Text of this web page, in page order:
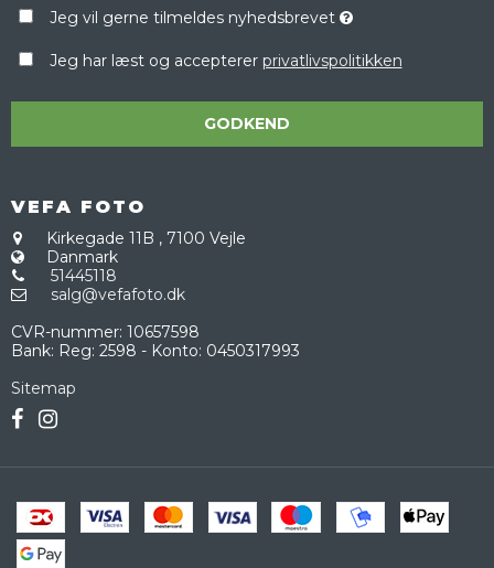
Jeg vil gerne tilmeldes nyhedsbrevet
Jeg har læst og accepterer privatlivspolitikken
GODKEND
VEFA FOTO
Kirkegade 11B , 7100 Vejle
Danmark
51445118
salg@vefafoto.dk
CVR-nummer: 10657598
Bank: Reg: 2598 - Konto: 0450317993
Sitemap